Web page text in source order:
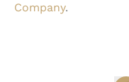
Company.